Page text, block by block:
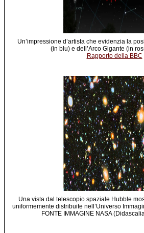
Un’impressione d’artista che evidenzia la
(in blu) e dell’Arco Gigante (in
Rapporto della BBC
Una vista dal telescopio spaziale Hubble
uniformemente distribuite nell’Universo
FONTE IMMAGINE NASA